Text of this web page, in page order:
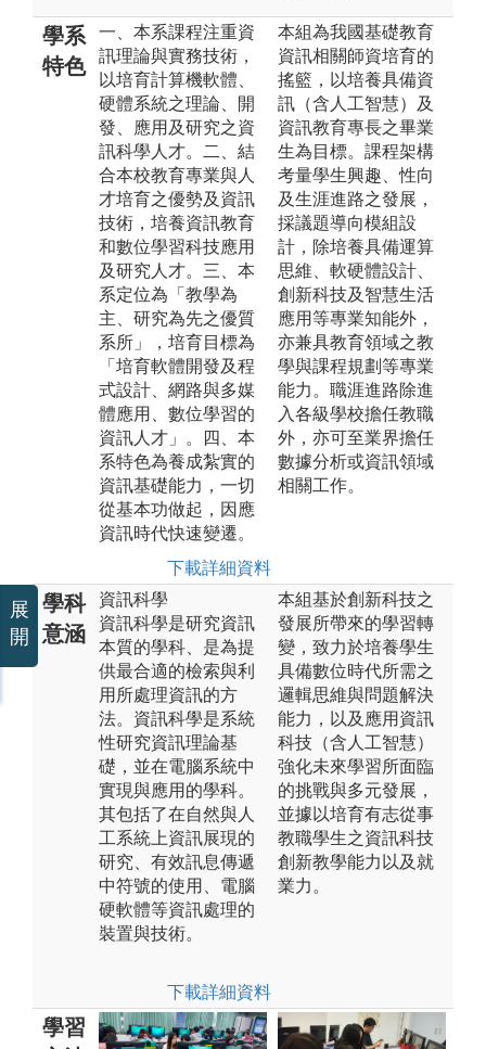
學系
特色
一、本系課程注重資
訊理論與實務技術，
以培育計算機軟體、
硬體系統之理論、開
發、應用及研究之資
訊科學人才。二、結
合本校教育專業與人
才培育之優勢及資訊
技術，培養資訊教育
和數位學習科技應用
及研究人才。三、本
系定位為「教學為
主、研究為先之優質
系所」，培育目標為
「培育軟體開發及程
式設計、網路與多媒
體應用、數位學習的
資訊人才」。四、本
系特色為養成紮實的
資訊基礎能力，一切
從基本功做起，因應
資訊時代快速變遷。
下載詳細資料
本組為我國基礎教育
資訊相關師資培育的
搖籃，以培養具備資
訊（含人工智慧）及
資訊教育專長之畢業
生為目標。課程架構
考量學生興趣、性向
及生涯進路之發展，
採議題導向模組設
計，除培養具備運算
思維、軟硬體設計、
創新科技及智慧生活
應用等專業知能外，
亦兼具教育領域之教
學與課程規劃等專業
能力。職涯進路除進
入各級學校擔任教職
外，亦可至業界擔任
數據分析或資訊領域
相關工作。
學科
意涵
資訊科學
資訊科學是研究資訊
本質的學科、是為提
供最合適的檢索與利
用所處理資訊的方
法。資訊科學是系統
性研究資訊理論基
礎，並在電腦系統中
實現與應用的學科。
其包括了在自然與人
工系統上資訊展現的
研究、有效訊息傳遞
中符號的使用、電腦
硬軟體等資訊處理的
裝置與技術。
下載詳細資料
本組基於創新科技之
發展所帶來的學習轉
變，致力於培養學生
具備數位時代所需之
邏輯思維與問題解決
能力，以及應用資訊
科技（含人工智慧）
強化未來學習所面臨
的挑戰與多元發展，
並據以培育有志從事
教職學生之資訊科技
創新教學能力以及就
業力。
學習
展
開